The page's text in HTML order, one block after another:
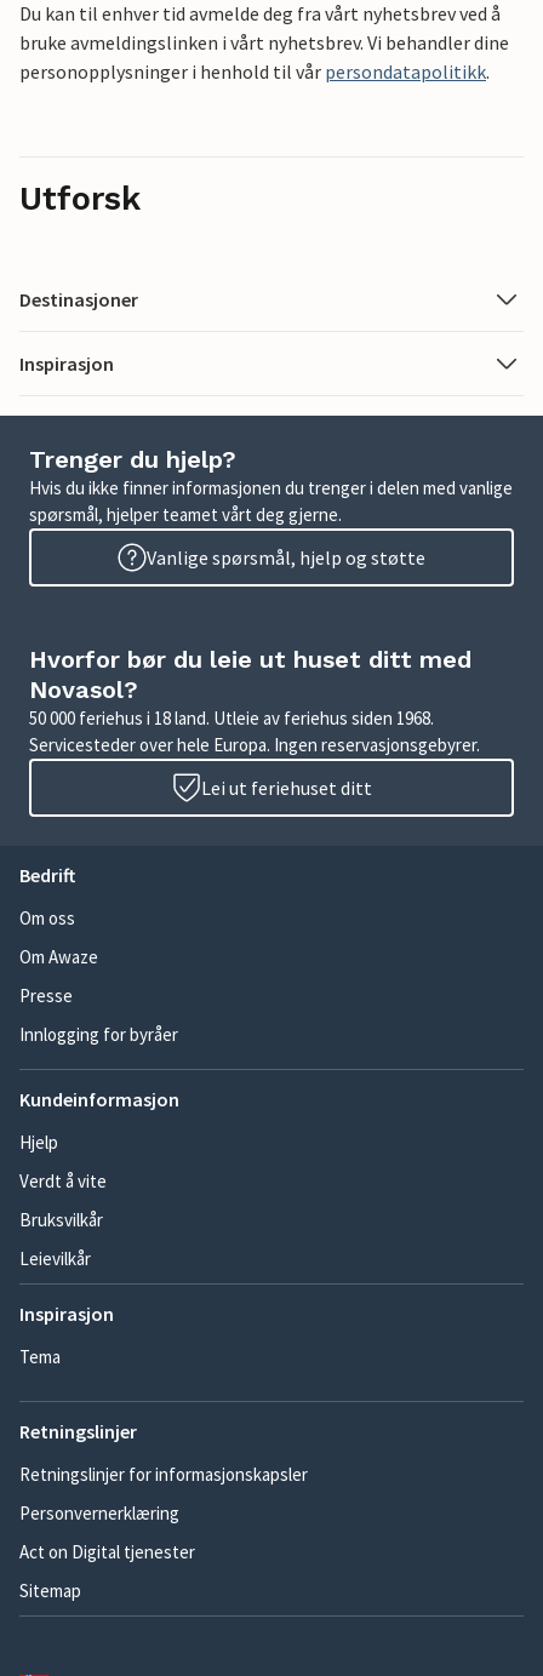
Du kan til enhver tid avmelde deg fra vårt nyhetsbrev ved å
bruke avmeldingslinken i vårt nyhetsbrev. Vi behandler dine
personopplysninger i henhold til vår persondatapolitikk.
Utforsk
Destinasjoner
Inspirasjon
Trenger du hjelp?
Hvis du ikke finner informasjonen du trenger i delen med vanlige
spørsmål, hjelper teamet vårt deg gjerne.
Vanlige spørsmål, hjelp og støtte
Hvorfor bør du leie ut huset ditt med
Novasol?
50 000 feriehus i 18 land. Utleie av feriehus siden 1968.
Servicesteder over hele Europa. Ingen reservasjonsgebyrer.
Lei ut feriehuset ditt
Bedrift
Om oss
Om Awaze
Presse
Innlogging for byråer
Kundeinformasjon
Hjelp
Verdt å vite
Bruksvilkår
Leievilkår
Inspirasjon
Tema
Retningslinjer
Retningslinjer for informasjonskapsler
Personvernerklæring
Act on Digital tjenester
Sitemap